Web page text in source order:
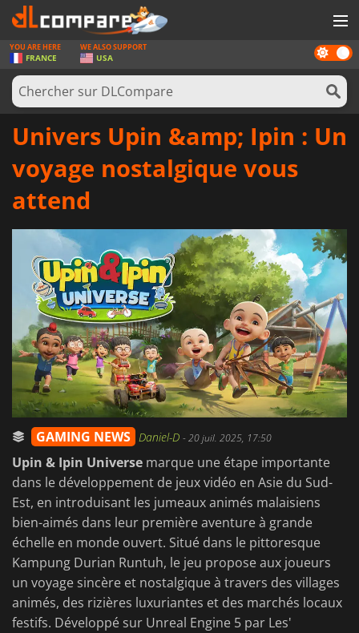
JEUX
CARTES PRÉPAYÉES
LOGICIELS
MATÉRIEL
SE CONNECTER OU S'INSCRIRE
Dark
mode
YOU ARE HERE
FRANCE
WE ALSO SUPPORT
USA
Univers Upin &amp; Ipin : Un
voyage nostalgique vous
attend
GAMING NEWS Daniel-D -20 juil. 2025, 17:50
Upin & Ipin Universe marque une étape importante
dans le développement de jeux vidéo en Asie du Sud-
Est, en introduisant les jumeaux animés malaisiens
bien-aimés dans leur première aventure à grande
échelle en monde ouvert. Situé dans le pittoresque
Kampung Durian Runtuh, le jeu propose aux joueurs
un voyage sincère et nostalgique à travers des villages
animés, des rizières luxuriantes et des marchés locaux
festifs. Développé sur Unreal Engine 5 par Les'